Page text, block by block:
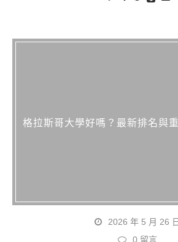
格拉斯哥大學好嗎？最新排名與
2026 年 5 月 26 日
0 留言